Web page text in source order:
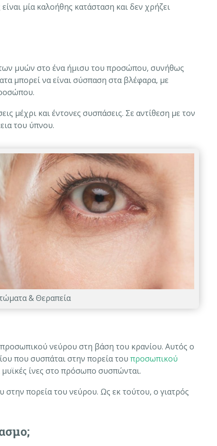
μία καλοήθης κατάσταση και δεν χρήζει
μυών στο ένα ήμισυ του προσώπου, συνήθως
μπορεί να είναι σύσπαση στα βλέφαρα, με
μέχρι και έντονες συσπάσεις. Σε αντίθεση με τον
του ύπνου.
& Θεραπεία
νεύρου στη βάση του κρανίου. Αυτός ο
που συσπάται στην πορεία του προσωπικού
ίνες στο πρόσωπο συσπώνται.
πορεία του νεύρου. Ως εκ τούτου, ο γιατρός